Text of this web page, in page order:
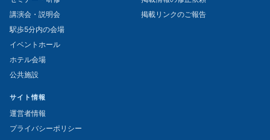
講演会・説明会
駅歩5分内の会場
イベントホール
ホテル会場
公共施設
掲載リンクのご報告
サイト情報
運営者情報
プライバシーポリシー